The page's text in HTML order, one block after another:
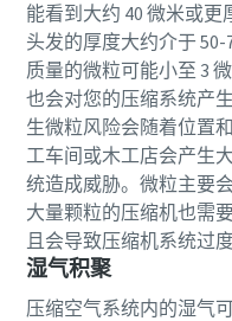
能看到大约 40 微米或
头发的厚度大约介于
质量的微粒可能小至 3
也会对您的压缩系统产
生微粒风险会随着位置
工车间或木工店会产生
统造成威胁。微粒主要
大量颗粒的压缩机也需
且会导致压缩机系统过度
湿气积聚
压缩空气系统内的湿气